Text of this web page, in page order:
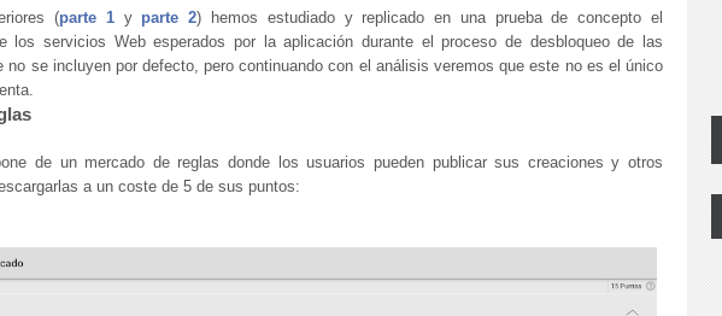
(parte 1y parte 2) hemos estudiado y replicado en una prueba de concepto el
los servicios Web esperados por la aplicación durante el proceso de desbloqueo de las
no se incluyen por defecto, pero continuando con el análisis veremos que este no es el único
de un mercado de reglas donde los usuarios pueden publicar sus creaciones y otros
a un coste de 5 de sus puntos: